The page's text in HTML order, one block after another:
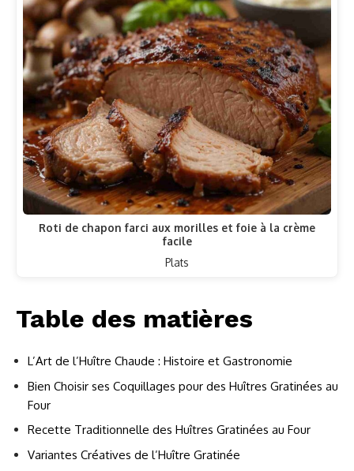
Roti de chapon farci aux morilles et foie à la crème
facile
Plats
Table des matières
L’Art de l’Huître Chaude : Histoire et Gastronomie
Bien Choisir ses Coquillages pour des Huîtres Gratinées au
Four
Recette Traditionnelle des Huîtres Gratinées au Four
Variantes Créatives de l’Huître Gratinée